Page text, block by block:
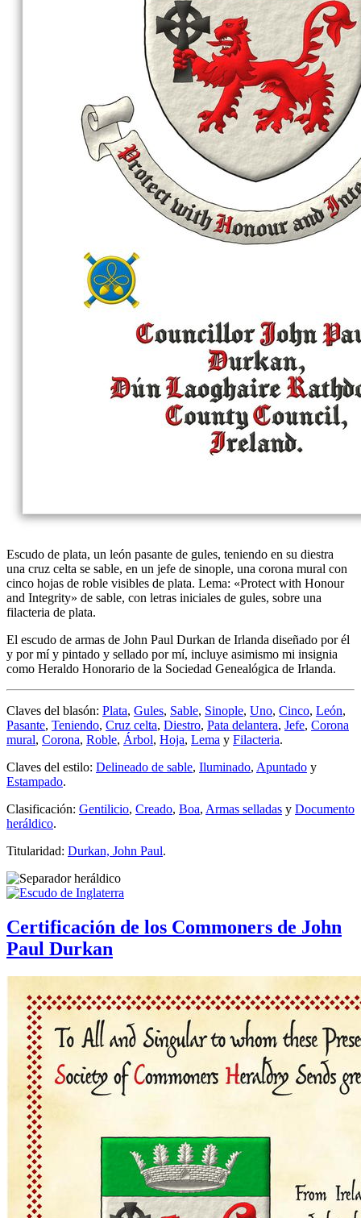
Escudo de plata, un león pasante de gules, teniendo en su diestra
una cruz celta se sable, en un jefe de sinople, una corona mural con
cinco hojas de roble visibles de plata. Lema: «Protect with Honour
and Integrity» de sable, con letras iniciales de gules, sobre una
filacteria de plata.
El escudo de armas de John Paul Durkan de Irlanda diseñado por él
y por mí y pintado y sellado por mí, incluye asimismo mi insignia
como Heraldo Honorario de la Sociedad Genealógica de Irlanda.
Claves del blasón: Plata, Gules, Sable, Sinople, Uno, Cinco, León,
Pasante, Teniendo, Cruz celta, Diestro, Pata delantera, Jefe, Corona
mural, Corona, Roble, Árbol, Hoja, Lema y Filacteria.
Claves del estilo: Delineado de sable, Iluminado, Apuntado y
Estampado.
Clasificación: Gentilicio, Creado, Boa, Armas selladas y Documento
heráldico.
Titularidad: Durkan, John Paul.
Certificación de los Commoners de John
Paul Durkan